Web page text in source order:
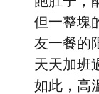
但一整塊
友一餐的
天天加班
如此，高